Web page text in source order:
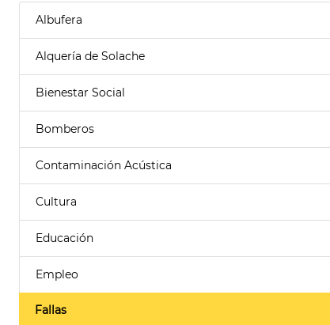
Albufera
Alquería de Solache
Bienestar Social
Bomberos
Contaminación Acústica
Cultura
Educación
Empleo
Fallas